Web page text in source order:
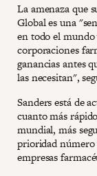
La amenaza que
Global es una
en todo el mundo
corporaciones
ganancias antes
las necesitan",
Sanders está de
cuanto más
mundial, más
prioridad número
empresas